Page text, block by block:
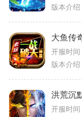
版本介绍
大鱼传
开服时间
版本介绍
洪荒沉
开服时间